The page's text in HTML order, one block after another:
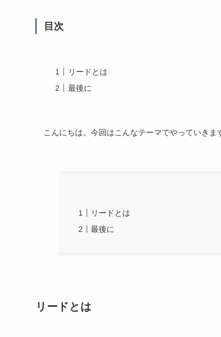
目次
リードとは
最後に
こんにちは。今回はこんなテーマでやっていきま
リードとは
最後に
リードとは